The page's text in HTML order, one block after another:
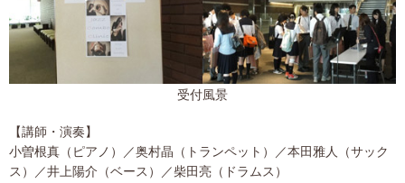
受付風景
【講師・演奏】
小曽根真（ピアノ）／奥村晶（トランペット）／本田雅人（サック
ス）／井上陽介（ベース）／柴田亮（ドラムス）